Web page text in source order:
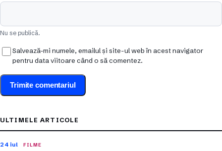
Nu se publică.
Salvează-mi numele, emailul și site-ul web în acest navigator
pentru data viitoare când o să comentez.
ULTIMELE ARTICOLE
24 iul FILME